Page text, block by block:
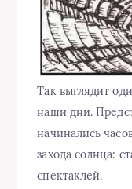
Так выглядит
наши дни.
начинались
захода солнца:
спектаклей.